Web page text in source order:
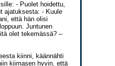
- Puolet hoidettu,
ajatuksesta: - Kuule
että hän olisi
Juntunen
olet tekemässä? –
kiinni, käännähti
kiimasen hyvin, että